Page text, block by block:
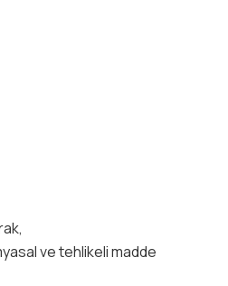
ve tehlikeli madde